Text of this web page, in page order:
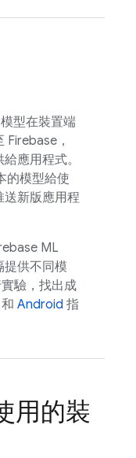
型在裝置端
Firebase，
應用程式。
的模型給使
送新版應用程
ML
提供不同模
驗，找出成
和 Android 指
用的裝